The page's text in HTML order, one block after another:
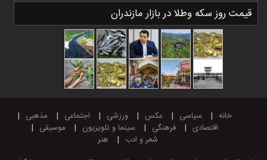
قیمت روز سکه وطلا در بازار مازندران
خانه سیاسی عکس ورزشی اجتماعی
مذهبی
اقتصادی
فرهنگی سینما و تلویزیون
موسیقی
شعر و ادب
هنر